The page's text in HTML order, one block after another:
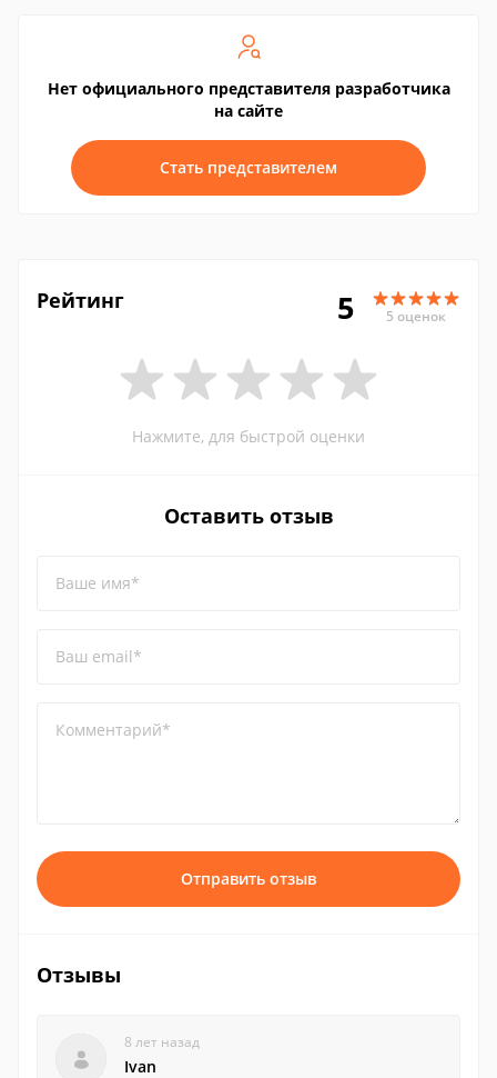
Нет официального представителя разработчика
на сайте
Стать представителем
Рейтинг 5 5 оценок
Нажмите, для быстрой оценки
Оставить отзыв
Ваше имя*
Ваш email*
Комментарий*
Отправить отзыв
Отзывы
8 лет назад
Ivan